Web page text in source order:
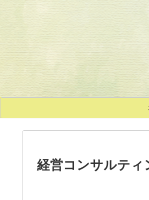
経営コンサルティ